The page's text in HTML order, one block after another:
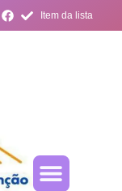
Item da lista